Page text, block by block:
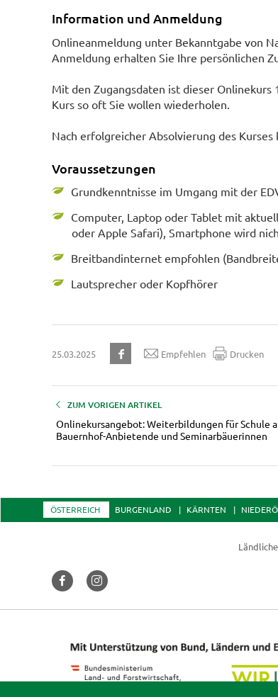
Information und Anmeldung
Onlineanmeldung unter Bekanntgabe von
Anmeldung erhalten Sie Ihre persönlichen
Mit den Zugangsdaten ist dieser
Kurs so oft Sie wollen wiederholen.
Nach erfolgreicher Absolvierung des
Voraussetzungen
Grundkenntnisse im Umgang mit der
Computer, Laptop oder Tablet mit
oder Apple Safari), Smartphone wird
Breitbandinternet empfohlen
Lautsprecher oder Kopfhörer
25.03.2025 Empfehlen Drucken
ZUM VORIGEN ARTIKEL
Onlinekursangebot: Weiterbildungen für Schule
Bauernhof-Anbietende und Seminarbäuerinnen
ÖSTERREICH BURGENLAND KÄRNTEN